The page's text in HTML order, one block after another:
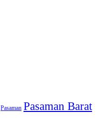
Pasaman Pasaman Barat